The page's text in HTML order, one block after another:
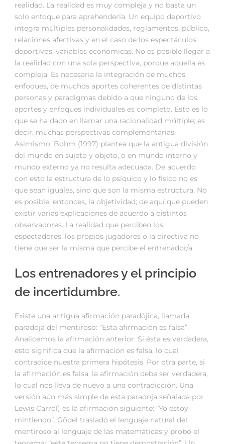
realidad. La realidad es muy compleja y no basta un
solo enfoque para aprehenderla. Un equipo deportivo
integra múltiples personalidades, reglamentos, público,
relaciones afectivas y en el caso de los espectáculos
deportivos, variables económicas. No es posible llegar a
la realidad con una sola perspectiva, porque aquella es
compleja. Es necesaria la integración de muchos
enfoques, de muchos aportes coherentes de distintas
personas y paradigmas debido a que ninguno de los
aportes y enfoques individuales es completo. Esto es lo
que se ha dado en llamar una racionalidad múltiple; es
decir, muchas perspectivas complementarias.
Asimismo, Bohm (1997) plantea que la antigua división
del mundo en sujeto y objeto, o en mundo interno y
mundo externo ya no resulta adecuada. De acuerdo
con esto la estructura de lo psíquico y lo físico no es
que sean iguales, sino que son la misma estructura. No
es posible, entonces, la objetividad; de aquí que pueden
existir varias explicaciones de acuerdo a distintos
observadores. La realidad que perciben los
espectadores, los propios jugadores o la directiva no
tiene que ser la misma que percibe el entrenador/a.
Los entrenadores y el principio
de incertidumbre.
Existe una antigua afirmación paradójica, llamada
paradoja del mentiroso: “Esta afirmación es falsa”.
Analicemos la afirmación anterior. Si ésta es verdadera,
esto significa que la afirmación es falsa, lo cual
contradice nuestra primera hipótesis. Por otra parte, si
la afirmación es falsa, la afirmación debe ser verdadera,
lo cual nos lleva de nuevo a una contradicción. Una
versión aún más simple de esta paradoja señalada por
Lewis Carrol) es la afirmación siguiente: “Yo estoy
mintiendo”. Gödel trasladó el lenguaje natural del
mentiroso al lenguaje de las matemáticas y probó el